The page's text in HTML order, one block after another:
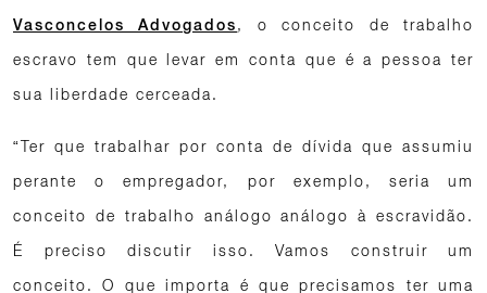
Vasconcelos Advogados, o conceito de trabalho
escravo tem que levar em conta que é a pessoa ter
sua liberdade cerceada.
“Ter que trabalhar por conta de dívida que assumiu
perante o empregador, por exemplo, seria um
conceito de trabalho análogo análogo à escravidão.
É preciso discutir isso. Vamos construir um
conceito. O que importa é que precisamos ter uma